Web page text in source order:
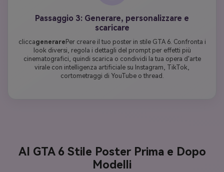
Passaggio 3: Generare, personalizzare e
scaricare
cliccagenerare Per creare il tuo poster in stile GTA 6. Confronta i
look diversi, regola i dettagli del prompt per effetti più
cinematografici, quindi scarica o condividi la tua opera d'arte
virale con intelligenza artificiale su Instagram, TikTok,
cortometraggi di YouTube o thread.
AI GTA 6 Stile Poster Prima e Dopo
Modelli